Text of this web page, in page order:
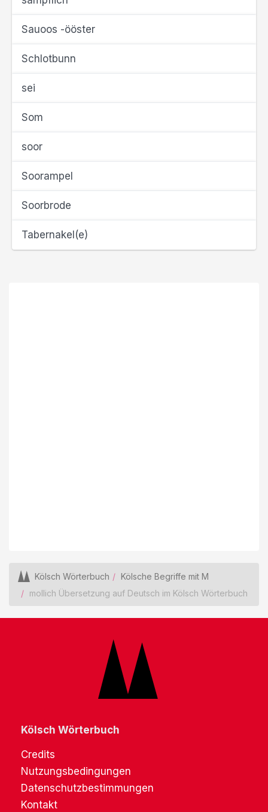
Sauoos -ööster
Schlotbunn
sei
Som
soor
Soorampel
Soorbrode
Tabernakel(e)
Kölsch Wörterbuch
Kölsche Begriffe mit M
mollich Übersetzung auf Deutsch im Kölsch Wörterbuch
Kölsch Wörterbuch
Credits
Nutzungsbedingungen
Datenschutzbestimmungen
Kontakt